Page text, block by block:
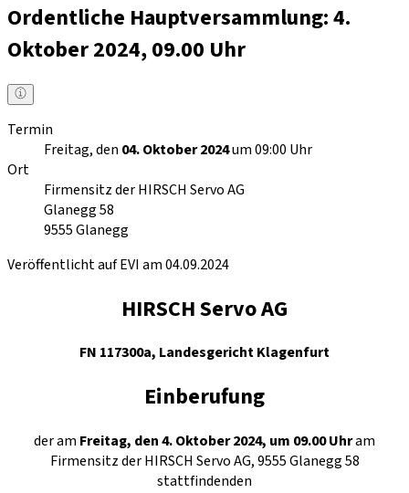
Ordentliche Hauptversammlung: 4.
Oktober 2024, 09.00 Uhr
Termin
Freitag, den 04. Oktober 2024um 09:00 Uhr
Ort
Firmensitz der HIRSCH Servo AG
Glanegg 58
9555Glanegg
Veröffentlicht auf EVI am 04.09.2024
HIRSCH Servo AG
FN 117300a, Landesgericht Klagenfurt
Einberufung
der am Freitag, den 4. Oktober 2024, um 09.00 Uhram
Firmensitz der HIRSCH Servo AG, 9555 Glanegg 58
stattfindenden